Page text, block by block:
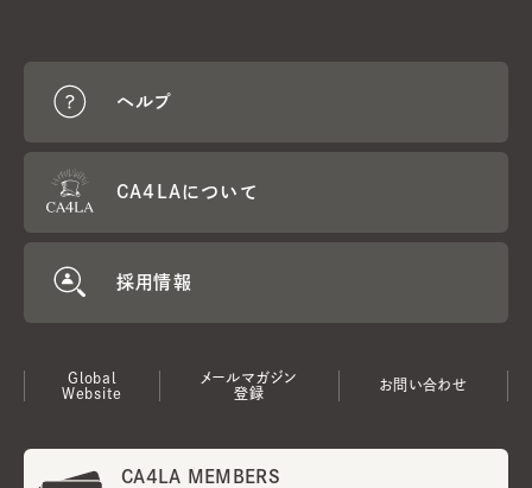
ヘルプ
CA4LAについて
採用情報
Global
Website
メールマガジン
登録
お問い合わせ
CA4LA MEMBERS